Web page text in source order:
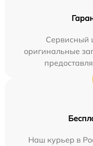
Сервисный
оригинальные
Наш курьер в